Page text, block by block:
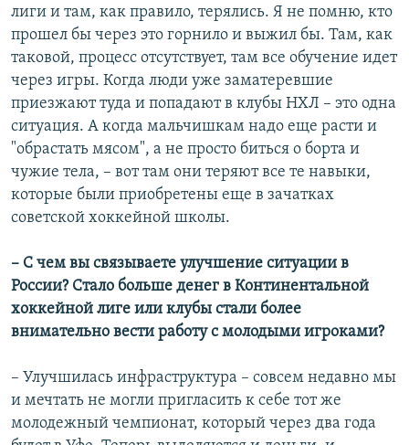
лиги и там, как правило, терялись. Я не помню, кто
прошел бы через это горнило и выжил бы. Там, как
таковой, процесс отсутствует, там все обучение идет
через игры. Когда люди уже заматеревшие
приезжают туда и попадают в клубы НХЛ – это одна
ситуация. А когда мальчишкам надо еще расти и
"обрастать мясом", а не просто биться о борта и
чужие тела, – вот там они теряют все те навыки,
которые были приобретены еще в зачатках
советской хоккейной школы.
– С чем вы связываете улучшение ситуации в
России? Стало больше денег в Континентальной
хоккейной лиге или клубы стали более
внимательно вести работу с молодыми игроками?
– Улучшилась инфраструктура – совсем недавно мы
и мечтать не могли пригласить к себе тот же
молодежный чемпионат, который через два года